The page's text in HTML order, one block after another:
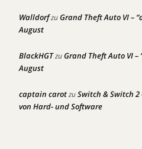
WalldorfzuGrand Theft Auto VI –
August
BlackHGTzuGrand Theft Auto VI
August
captain carotzuSwitch & Switch
von Hard- und Software